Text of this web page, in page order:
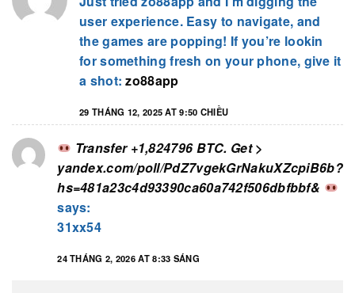
user experience. Easy to navigate, and
the games are popping! If you’re lookin
for something fresh on your phone, give it
a shot:zo88app
29 THÁNG 12, 2025 AT 9:50 CHIỀU
Transfer +1,824796 BTC. Get >
yandex.com/poll/PdZ7vgekGrNakuXZcpiB6b?
hs=481a23c4d93390ca60a742f506dbfbbf&
says:
31xx54
24 THÁNG 2, 2026 AT 8:33 SÁNG